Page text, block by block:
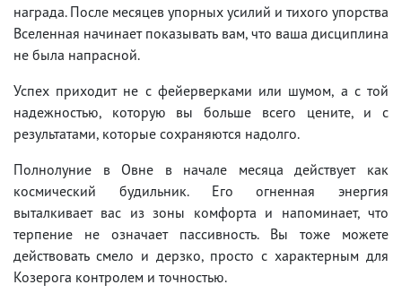
награда. После месяцев упорных усилий и тихого упорства
Вселенная начинает показывать вам, что ваша дисциплина
не была напрасной.
Успех приходит не с фейерверками или шумом, а с той
надежностью, которую вы больше всего цените, и с
результатами, которые сохраняются надолго.
Полнолуние в Овне в начале месяца действует как
космический будильник. Его огненная энергия
выталкивает вас из зоны комфорта и напоминает, что
терпение не означает пассивность. Вы тоже можете
действовать смело и дерзко, просто с характерным для
Козерога контролем и точностью.